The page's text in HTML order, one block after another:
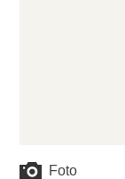
Foto